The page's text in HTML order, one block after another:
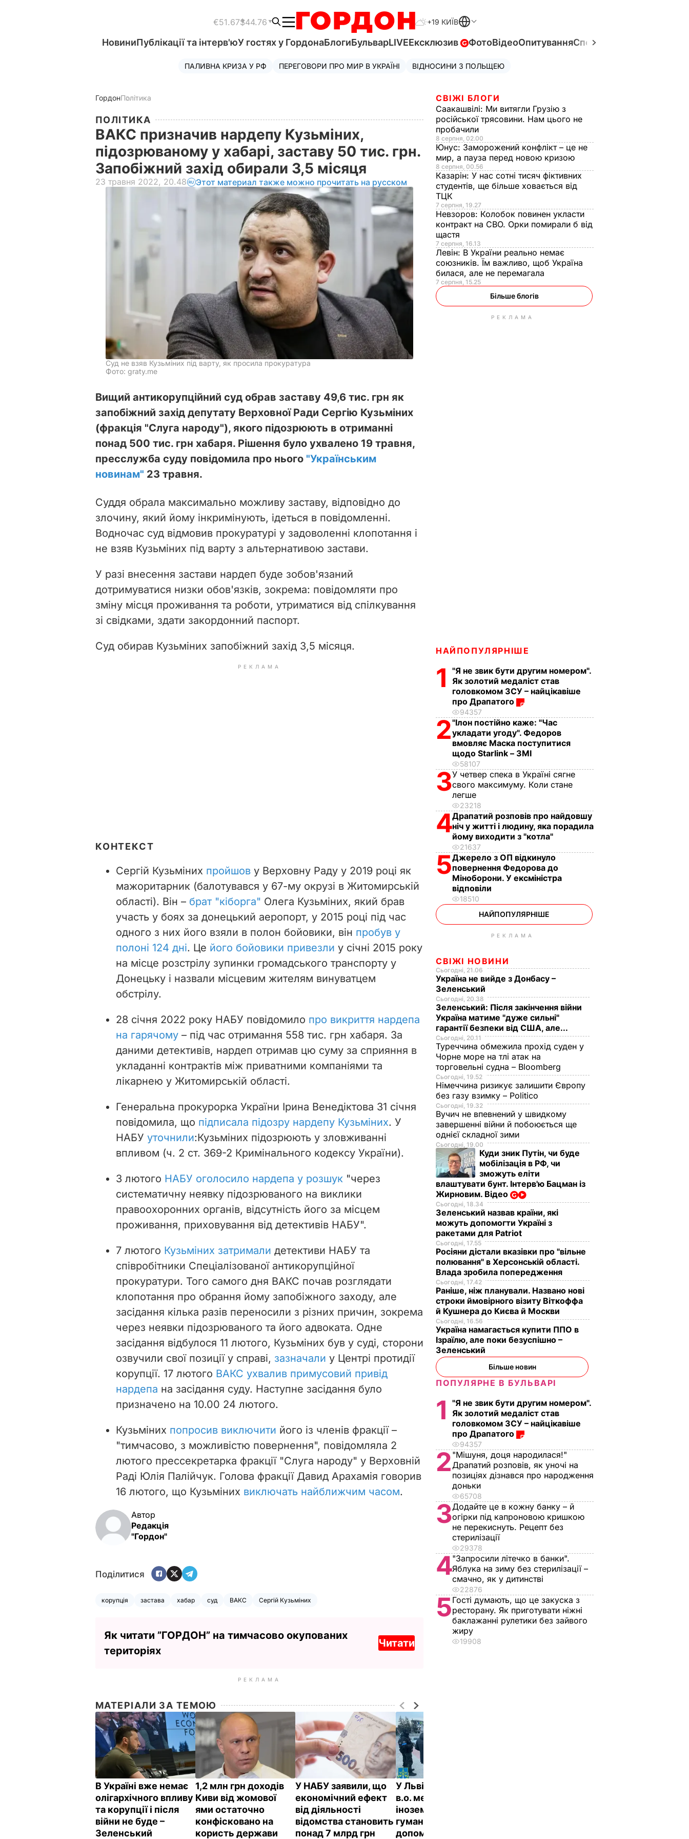
€51.67$44.76 +19 КИЇВ
НовиниПублікації та інтерв'юУ гостях у ГордонаБлогиБульварLIVEЕксклюзив ФотоВідеоОпитуванняСпецпроєкти
ПАЛИВНА КРИЗА У РФ ПЕРЕГОВОРИ ПРО МИР В УКРАЇНІ ВІДНОСИНИ З ПОЛЬЩЕЮ
ГордонПолітика
ПОЛІТИКА
ВАКС призначив нардепу Кузьміних,
підозрюваному у хабарі, заставу 50 тис. грн.
Запобіжний захід обирали 3,5 місяця
23 травня 2022, 20.48 Этот материал также можно прочитать на русском
Суд не взяв Кузьміних під варту, як просила прокуратура
Фото: graty.me
Вищий антикорупційний суд обрав заставу 49,6 тис. грн як
запобіжний захід депутату Верховної Ради Сергію Кузьміних
(фракція "Слуга народу"), якого підозрюють в отриманні
понад 500 тис. грн хабаря. Рішення було ухвалено 19 травня,
пресслужба суду повідомила про нього "Українським
новинам" 23 травня.
Суддя обрала максимально можливу заставу, відповідно до
злочину, який йому інкримінують, ідеться в повідомленні.
Водночас суд відмовив прокуратурі у задоволенні клопотання і
не взяв Кузьміних під варту з альтернативою застави.
У разі внесення застави нардеп буде зобов'язаний
дотримуватися низки обов'язків, зокрема: повідомляти про
зміну місця проживання та роботи, утриматися від спілкування
зі свідками, здати закордонний паспорт.
Суд обирав Кузьміних запобіжний захід 3,5 місяця.
РЕКЛАМА
КОНТЕКСТ
Сергій Кузьміних пройшов у Верховну Раду у 2019 році як
мажоритарник (балотувався у 67-му окрузі в Житомирській
області). Він – брат "кіборга" Олега Кузьміних, який брав
участь у боях за донецький аеропорт, у 2015 році під час
одного з них його взяли в полон бойовики, він пробув у
полоні 124 дні. Це його бойовики привезли у січні 2015 року
на місце розстрілу зупинки громадського транспорту у
Донецьку і назвали місцевим жителям винуватцем
обстрілу.
28 січня 2022 року НАБУ повідомило про викриття нардепа
на гарячому – під час отримання 558 тис. грн хабаря. За
даними детективів, нардеп отримав цю суму за сприяння в
укладанні контрактів між приватними компаніями та
лікарнею у Житомирській області.
Генеральна прокурорка України Ірина Венедіктова 31 січня
повідомила, що підписала підозру нардепу Кузьміних. У
НАБУ уточнили:Кузьміних підозрюють у зловживанні
впливом (ч. 2 ст. 369-2 Кримінального кодексу України).
3 лютого НАБУ оголосило нардепа у розшук "через
систематичну неявку підозрюваного на виклики
правоохоронних органів, відсутність його за місцем
проживання, приховування від детективів НАБУ".
7 лютого Кузьміних затримали детективи НАБУ та
співробітники Спеціалізованої антикорупційної
прокуратури. Того самого дня ВАКС почав розглядати
клопотання про обрання йому запобіжного заходу, але
засідання кілька разів переносили з різних причин, зокрема
через неявки підозрюваного та його адвоката. Одне
засідання відбулося 11 лютого, Кузьміних був у суді, сторони
озвучили свої позиції у справі, зазначали у Центрі протидії
корупції. 17 лютого ВАКС ухвалив примусовий привід
нардепа на засідання суду. Наступне засідання було
призначено на 10.00 24 лютого.
Кузьміних попросив виключити його із членів фракції –
"тимчасово, з можливістю повернення", повідомляла 2
лютого прессекретарка фракції "Слуга народу" у Верховній
Раді Юлія Палійчук. Голова фракції Давид Арахамія говорив
16 лютого, що Кузьміних виключать найближчим часом.
Автор
Редакція
"Гордон"
Поділитися
корупція застава хабар суд ВАКС Сергій Кузьміних
Як читати ”ГОРДОН” на тимчасово окупованих
територіях
Читати
РЕКЛАМА
МАТЕРІАЛИ ЗА ТЕМОЮ
В Україні вже немає
олігархічного впливу
та корупції і після
війни не буде –
Зеленський
1,2 млн грн доходів
Киви від жомової
ями остаточно
конфісковано на
користь держави
У НАБУ заявили, що
економічний ефект
від діяльності
відомства становить
понад 7 млрд грн
У Львівській області
в.о. мера продавав
іноземну
гуманітарну
допомогу –
СВІЖІ БЛОГИ
Саакашвілі: Ми витягли Грузію з
російської трясовини. Нам цього не
пробачили
8 серпня, 02.00
Юнус: Заморожений конфлікт – це не
мир, а пауза перед новою кризою
8 серпня, 00.56
Казарін: У нас сотні тисяч фіктивних
студентів, ще більше ховається від
ТЦК
7 серпня, 19.27
Невзоров: Колобок повинен укласти
контракт на СВО. Орки помирали б від
щастя
7 серпня, 16.13
Левін: В України реально немає
союзників. Їм важливо, щоб Україна
билася, але не перемагала
7 серпня, 15.25
Більше блогів
РЕКЛАМА
НАЙПОПУЛЯРНІШЕ
1
"Я не звик бути другим номером".
Як золотий медаліст став
головкомом ЗСУ – найцікавіше
про Драпатого
94357
2"Ілон постійно каже: "Час
укладати угоду". Федоров
вмовляє Маска поступитися
щодо Starlink – ЗМІ
58107
3У четвер спека в Україні сягне
свого максимуму. Коли стане
легше
23218
4Драпатий розповів про найдовшу
ніч у житті і людину, яка порадила
йому виходити з "котла"
21637
5Джерело з ОП відкинуло
повернення Федорова до
Міноборони. У ексміністра
відповіли
18510
НАЙПОПУЛЯРНІШЕ
РЕКЛАМА
СВІЖІ НОВИНИ
Сьогодні, 21.06
Україна не вийде з Донбасу –
Зеленський
Сьогодні, 20.38
Зеленський: Після закінчення війни
Україна матиме "дуже сильні"
гарантії безпеки від США, але...
Сьогодні, 20.11
Туреччина обмежила прохід суден у
Чорне море на тлі атак на
торговельні судна – Bloomberg
Сьогодні, 19.52
Німеччина ризикує залишити Європу
без газу взимку – Politico
Сьогодні, 19.32
Вучич не впевнений у швидкому
завершенні війни й побоюється ще
однієї складної зими
Сьогодні, 19.00
Куди зник Путін, чи буде
мобілізація в РФ, чи
зможуть еліти
влаштувати бунт. Інтерв'ю Бацман із
Жирновим. Відео
Сьогодні, 18.34
Зеленський назвав країни, які
можуть допомогти Україні з
ракетами для Patriot
Сьогодні, 17.55
Росіяни дістали вказівки про "вільне
полювання" в Херсонській області.
Влада зробила попередження
Сьогодні, 17.42
Раніше, ніж планували. Названо нові
строки ймовірного візиту Віткоффа
й Кушнера до Києва й Москви
Сьогодні, 16.56
Україна намагається купити ППО в
Ізраїлю, але поки безуспішно –
Зеленський
Більше новин
ПОПУЛЯРНЕ В БУЛЬВАРІ
1
"Я не звик бути другим номером".
Як золотий медаліст став
головкомом ЗСУ – найцікавіше
про Драпатого
94357
2 "Мішуня, доця народилася!"
Драпатий розповів, як уночі на
позиціях дізнався про народження
доньки
65708
3Додайте це в кожну банку – й
огірки під капроновою кришкою
не перекиснуть. Рецепт без
стерилізації
29378
4"Запросили літечко в банки".
Яблука на зиму без стерилізації –
смачно, як у дитинстві
22876
5Гості думають, що це закуска з
ресторану. Як приготувати ніжні
баклажанні рулетики без зайвого
жиру
19908